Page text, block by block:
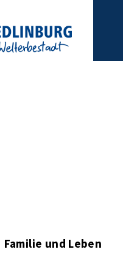
Familie und Leben